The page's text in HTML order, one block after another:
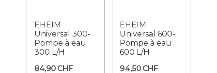
EHEIM
Universal 300-
Pompe à eau
300 L/H
84,90 CHF
EHEIM
Universal 600-
Pompe à eau
600 L/H
94,50 CHF